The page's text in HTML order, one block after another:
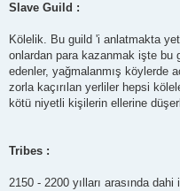
Slave Guild :
Kölelik. Bu guild 'i anlatmakta
onlardan para kazanmak işte bu
edenler, yağmalanmış köylerde
zorla kaçırılan yerliler hepsi
kötü niyetli kişilerin ellerine
Tribes :
2150 - 2200 yılları arasında